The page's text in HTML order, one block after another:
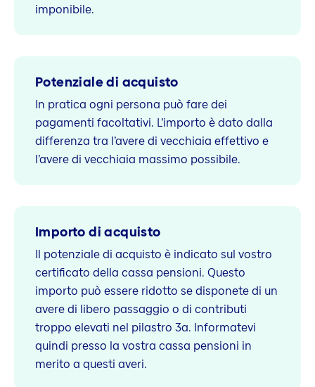
imponibile.
Potenziale di acquisto
In pratica ogni persona può fare dei
pagamenti facoltativi. L’importo è dato dalla
differenza tra l’avere di vecchiaia effettivo e
l’avere di vecchiaia massimo possibile.
Importo di acquisto
Il potenziale di acquisto è indicato sul vostro
certificato della cassa pensioni. Questo
importo può essere ridotto se disponete di un
avere di libero passaggio o di contributi
troppo elevati nel pilastro 3a. Informatevi
quindi presso la vostra cassa pensioni in
merito a questi averi.